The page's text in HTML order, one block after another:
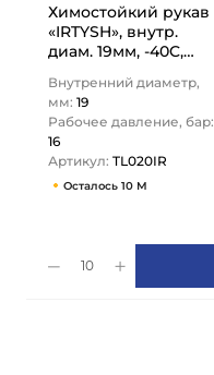
Химостойкий рукав
«IRTYSH», внутр.
диам. 19мм, -40C,
всас., TL020IR TITAN…
Внутренний диаметр,
мм: 19
Рабочее давление, бар:
16
Артикул: TL020IR
Осталось 10 М
10